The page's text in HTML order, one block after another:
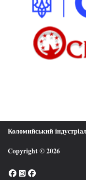
Коломийський
Copyright © 2026